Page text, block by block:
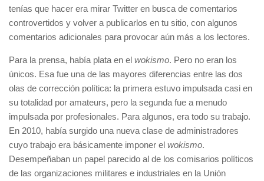
tenías que hacer era mirar Twitter en busca de comentarios
controvertidos y volver a publicarlos en tu sitio, con algunos
comentarios adicionales para provocar aún más a los lectores.
Para la prensa, había plata en el wokismo. Pero no eran los
únicos. Esa fue una de las mayores diferencias entre las dos
olas de corrección política: la primera estuvo impulsada casi en
su totalidad por amateurs, pero la segunda fue a menudo
impulsada por profesionales. Para algunos, era todo su trabajo.
En 2010, había surgido una nueva clase de administradores
cuyo trabajo era básicamente imponer el wokismo.
Desempeñaban un papel parecido al de los comisarios políticos
de las organizaciones militares e industriales en la Unión